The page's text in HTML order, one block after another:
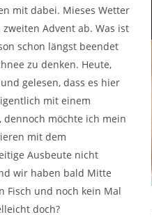
mit dabei. Mieses Wetter
Advent ab. Was ist
schon längst beendet
zu denken. Heute,
gelesen, dass es hier
mit einem
möchte ich mein
mit dem
Ausbeute nicht
wir haben bald Mitte
Fisch und noch kein Mal
doch?